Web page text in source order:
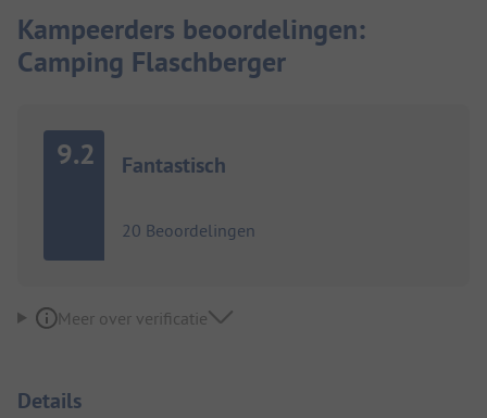
Kampeerders beoordelingen:
Camping Flaschberger
9.2 Fantastisch
20 Beoordelingen
Meer over verificatie
Details